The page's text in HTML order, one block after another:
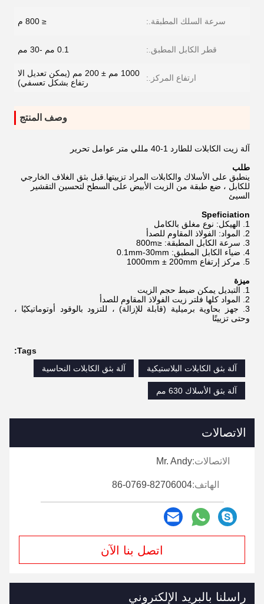
سرعة السلك المطبقة.: ≤ 800 م
قطر الكابل المطبق.: 0.1 مم -30 مم
ارتفاع المركز.:
1000 مم ± 200 مم (يمكن تعديل الا
رتفاع بشكل تعسفي)
وصف المنتج
آلة زيت الكابلات للطارد 1-40 مللي متر عوامل تحرير
طلب
ينطبق على الأسلاك والكابلات المراد تزييتها.قبل بثق الغلاف الخارجي
للكابل ، ضع طبقة من الزيت الأبيض على السطح لتحسين التقشير
السيئ
Speficiation
1. الهيكل: نوع مغلق بالكامل
2. المواد: الفولاذ المقاوم للصدأ
3. سرعة الكابل المطبقة: ≤800m
4. ضياء الكابل المطبق: 0.1mm-30mm
5. مركز إرتفاع 1000mm ± 200mm
ميزة
1. التبديل يمكن ضبط حجم الزيت
2. المواد كلها فلتر زيت الفولاذ المقاوم للصدأ
3. جهز بحاوية برميلية (قابلة للإزالة) ، للتزود بالوقود أوتوماتيكيًا ،
وحتى تزييتًا
Tags:
آلة بثق الكابلات البلاستيكية
آلة بثق الكابلات النحاسية
آلة بثق الأسلاك 630 مم
الاتصالات
الاتصالات:Mr. Andy
الهاتف:86-0769-82706004
اتصل بنا الآن
راسلنا بالبريد الإلكتروني